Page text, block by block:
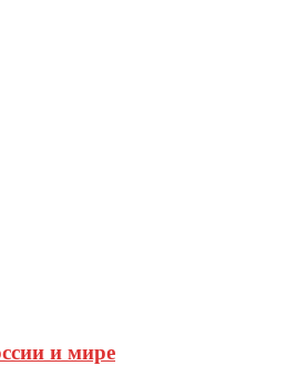
и мире